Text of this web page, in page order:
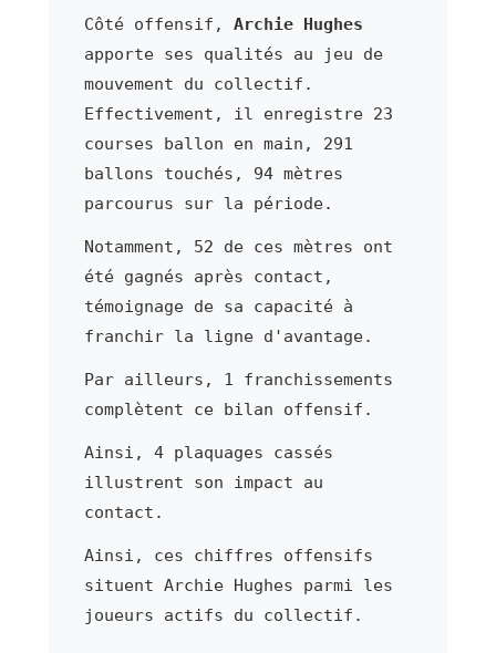
Côté offensif, Archie Hughes
apporte ses qualités au jeu de
mouvement du collectif.
Effectivement, il enregistre 23
courses ballon en main, 291
ballons touchés, 94 mètres
parcourus sur la période.
Notamment, 52 de ces mètres ont
été gagnés après contact,
témoignage de sa capacité à
franchir la ligne d'avantage.
Par ailleurs, 1 franchissements
complètent ce bilan offensif.
Ainsi, 4 plaquages cassés
illustrent son impact au
contact.
Ainsi, ces chiffres offensifs
situent Archie Hughes parmi les
joueurs actifs du collectif.